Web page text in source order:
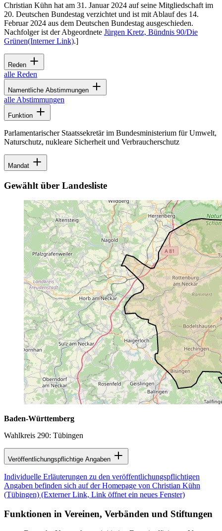
Christian Kühn hat am 31. Januar 2024 auf seine Mitgliedschaft im
20. Deutschen Bundestag verzichtet und ist mit Ablauf des 14.
Februar 2024 aus dem Deutschen Bundestag ausgeschieden.
Nachfolger ist der Abgeordnete Jürgen Kretz, Bündnis 90/Die
Grünen(Interner Link).]
Reden
alle Reden
Namentliche Abstimmungen
alle Abstimmungen
Funktion
Parlamentarischer Staatssekretär im Bundesministerium für Umwelt,
Naturschutz, nukleare Sicherheit und Verbraucherschutz
Mandat
Gewählt über Landesliste
Baden-Württemberg
Wahlkreis 290: Tübingen
Veröffentlichungspflichtige Angaben
Individuelle Erläuterungen zu den veröffentlichungspflichtigen
Angaben befinden sich auf der Homepage von Christian Kühn
(Tübingen) (Externer Link, Link öffnet ein neues Fenster)
Funktionen in Vereinen, Verbänden und Stiftungen